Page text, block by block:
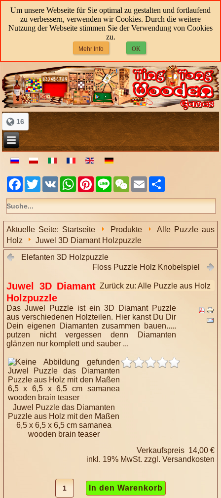
Um unsere Webseite für Sie optimal zu gestalten und fortlaufend
zu verbessern, verwenden wir Cookies. Durch die weitere
Nutzung der Webseite stimmen Sie der Verwendung von Cookies
zu.
Mehr Info OK
16
Facebook
TwitterVK WhatsApp
Pinterest
Line WeChatEmail
Aktuelle Seite: Startseite Produkte
Alle Puzzle aus
Holz
Juwel 3D Diamant Holzpuzzle
Elefanten 3D Holzpuzzle
Floss Puzzle Holz Knobelspiel
Zurück zu: Alle Puzzle aus Holz
Juwel 3D Diamant
Holzpuzzle
Das Juwel Puzzle ist ein 3D Diamant Puzzle
aus verschiedenen Holzteilen. Hier kanst Du Dir
Dein eigenen Diamanten zusammen bauen.....
putzen nicht vergessen denn Diamanten
glänzen nur komplett und sauber ...
Juwel Puzzle das Diamanten
Puzzle aus Holz mit den Maßen
6,5 x 6,5 x 6,5 cm samanea
wooden brain teaser
Verkaufspreis 14,00 €
inkl. 19% MwSt. zzgl. Versandkosten